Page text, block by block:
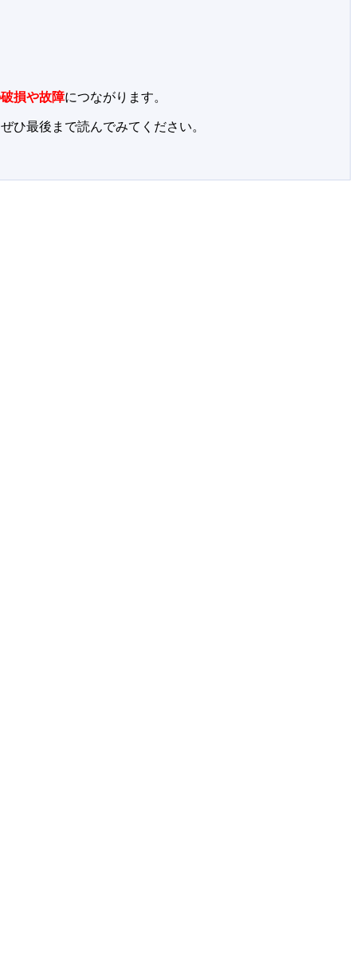
損や故障につながります。
ひ最後まで読んでみてください。